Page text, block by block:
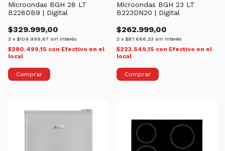
Microondas BGH 28 LT
B228DB9 | Digital
$329.999,00
3 x $109.999,67 sin interés
$280.499,15 con Efectivo en el
local
Microondas BGH 23 LT
B223DN20 | Digital
$262.999,00
3 x $87.666,33 sin interés
$223.549,15 con Efectivo en el
local